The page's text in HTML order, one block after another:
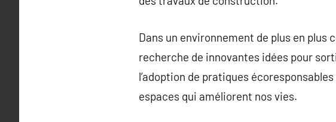
Dans un environnement de plus en
recherche de innovantes idées pour
l’adoption de pratiques
espaces qui améliorent nos vies.